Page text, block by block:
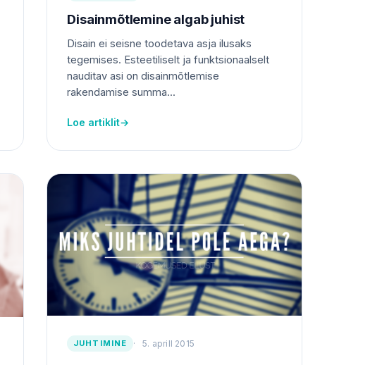
Disainmõtlemine algab juhist
Disain ei seisne toodetava asja ilusaks
tegemises. Esteetiliselt ja funktsionaalselt
nauditav asi on disainmõtlemise
rakendamise summa...
Loe artiklit→
JUHTIMINE 5. aprill 2015